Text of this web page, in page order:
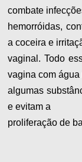
combate
hemorróidas,
a coceira e
vaginal. Todo
vagina com água
algumas
e evitam a
proliferação de